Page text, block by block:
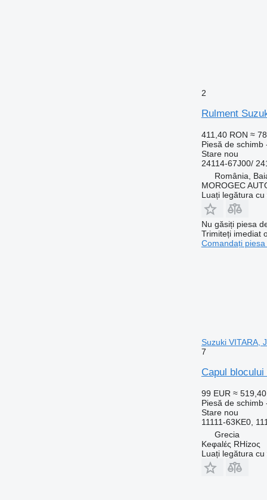
2
Rulment
411,40 RON ≈
Piesă de schimb
Starenou
24114-67J00/
România,
MOROGEC
Luați legătura
Nu găsiți piesa
Trimiteți imediat
Comandați
Suzuki VITARA,
7
Capul
99 EUR ≈
Piesă de schimb
Starenou
11111-63KE0,
Grecia
Keφalές RHίzoς
Luați legătura